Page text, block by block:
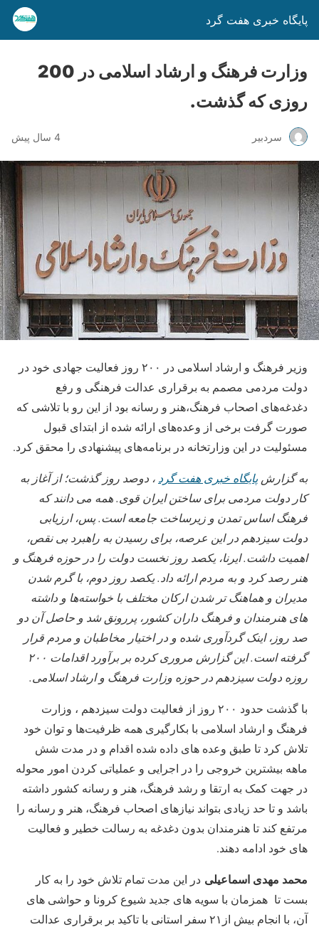
پایگاه خبری هفت گرد
وزارت فرهنگ و ارشاد اسلامی در 200
روزی که گذشت.
سردبیر 4 سال پیش
وزیر فرهنگ و ارشاد اسلامی در ۲۰۰ روز فعالیت جهادی خود در
دولت مردمی مصمم به برقراری عدالت فرهنگی و رفع
دغدغه‌های اصحاب فرهنگ،هنر و رسانه بود از این رو با تلاشی که
صورت گرفت برخی از وعده‌های ارائه شده از ابتدای قبول
مسئولیت در این وزارتخانه در برنامه‌های پیشنهادی را محقق کرد.
به گزارشپایگاه خبری هفت گرد ، دوصد روز گذشت؛ از آغاز به
کار دولت مردمی برای ساختن ایران قوی. همه می دانند که
فرهنگ اساس تمدن و زیرساخت جامعه است. پس، ارزیابی
دولت سیزدهم در این عرصه، برای رسیدن به راهبرد بی نقص،
اهمیت داشت. ایرنا، یکصد روز نخست دولت را در حوزه فرهنگ و
هنر رصد کرد و به مردم ارائه داد. یکصد روز دوم، با گرم شدن
مدیران و هماهنگ تر شدن ارکان مختلف با خواسته‌ها و داشته
های هنرمندان و فرهنگ داران کشور، پررونق شد و حاصل آن دو
صد روز، اینک گردآوری شده و در اختیار مخاطبان و مردم قرار
گرفته است. این گزارش مروری کرده بر برآورد اقدامات ۲۰۰
روزه دولت سیزدهم در حوزه وزارت فرهنگ و ارشاد اسلامی.
با گذشت حدود ۲۰۰ روز از فعالیت دولت سیزدهم ، وزارت
فرهنگ و ارشاد اسلامی با بکارگیری همه ظرفیت‌ها و توان خود
تلاش کرد تا طبق وعده های داده شده اقدام و در مدت شش
ماهه بیشترین خروجی را در اجرایی و عملیاتی کردن امور محوله
در جهت کمک به ارتقا و رشد فرهنگ، هنر و رسانه کشور داشته
باشد و تا حد زیادی بتواند نیازهای اصحاب فرهنگ، هنر و رسانه را
مرتفع کند تا هنرمندان بدون دغدغه به رسالت خطیر و فعالیت
های خود ادامه دهند.
محمد مهدی اسماعیلی در این مدت تمام تلاش خود را به کار
بست تا همزمان با سویه های جدید شیوع کرونا و حواشی های
آن، با انجام بیش از۲۱ سفر استانی با تاکید بر برقراری عدالت